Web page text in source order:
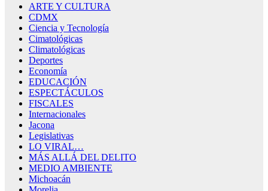
ARTE Y CULTURA
CDMX
Ciencia y Tecnología
Cimatológicas
Climatológicas
Deportes
Economía
EDUCACIÓN
ESPECTÁCULOS
FISCALES
Internacionales
Jacona
Legislativas
LO VIRAL…
MÁS ALLÁ DEL DELITO
MEDIO AMBIENTE
Michoacán